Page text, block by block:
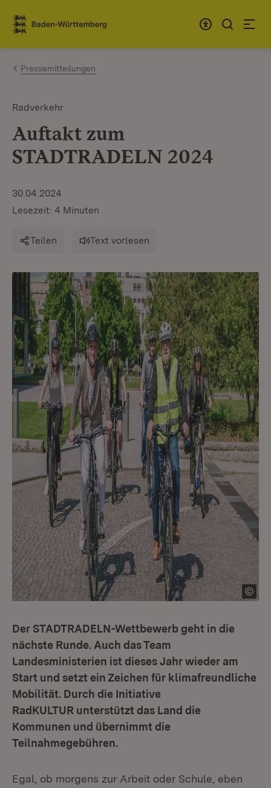
Zum Inhalt springen
Link zur Startseite
Pressemitteilungen
Radverkehr
Auftakt zum
STADTRADELN 2024
30.04.2024
Lesezeit: 4 Minuten
Teilen Text vorlesen
Der STADTRADELN-Wettbewerb geht in die
nächste Runde. Auch das Team
Landesministerien ist dieses Jahr wieder am
Start und setzt ein Zeichen für klimafreundliche
Mobilität. Durch die Initiative
RadKULTUR unterstützt das Land die
Kommunen und übernimmt die
Teilnahmegebühren.
Egal, ob morgens zur Arbeit oder Schule, eben